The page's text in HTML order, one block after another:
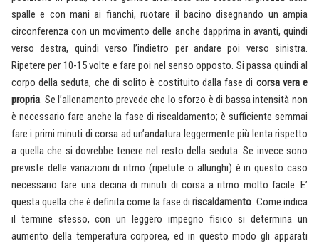
spalle e con mani ai fianchi, ruotare il bacino disegnando un ampia
circonferenza con un movimento delle anche dapprima in avanti, quindi
verso destra, quindi verso l’indietro per andare poi verso sinistra.
Ripetere per 10-15 volte e fare poi nel senso opposto. Si passa quindi al
corpo della seduta, che di solito è costituito dalla fase di corsa vera e
propria. Se l’allenamento prevede che lo sforzo è di bassa intensità non
è necessario fare anche la fase di riscaldamento; è sufficiente semmai
fare i primi minuti di corsa ad un’andatura leggermente più lenta rispetto
a quella che si dovrebbe tenere nel resto della seduta. Se invece sono
previste delle variazioni di ritmo (ripetute o allunghi) è in questo caso
necessario fare una decina di minuti di corsa a ritmo molto facile. E’
questa quella che è definita come la fase diriscaldamento. Come indica
il termine stesso, con un leggero impegno fisico si determina un
aumento della temperatura corporea, ed in questo modo gli apparati